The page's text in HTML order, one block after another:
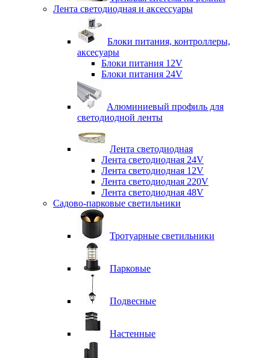
Лента светодиодная и аксессуары
Блоки питания, контроллеры,
аксесуары
Блоки питания 12V
Блоки питания 24V
Алюминиевый профиль для
светодиодной ленты
Лента светодиодная
Лента светодиодная 24V
Лента светодиодная 12V
Лента светодиодная 220V
Лента светодиодная 48V
Садово-парковые светильники
Тротуарные светильники
Парковые
Подвесные
Настенные